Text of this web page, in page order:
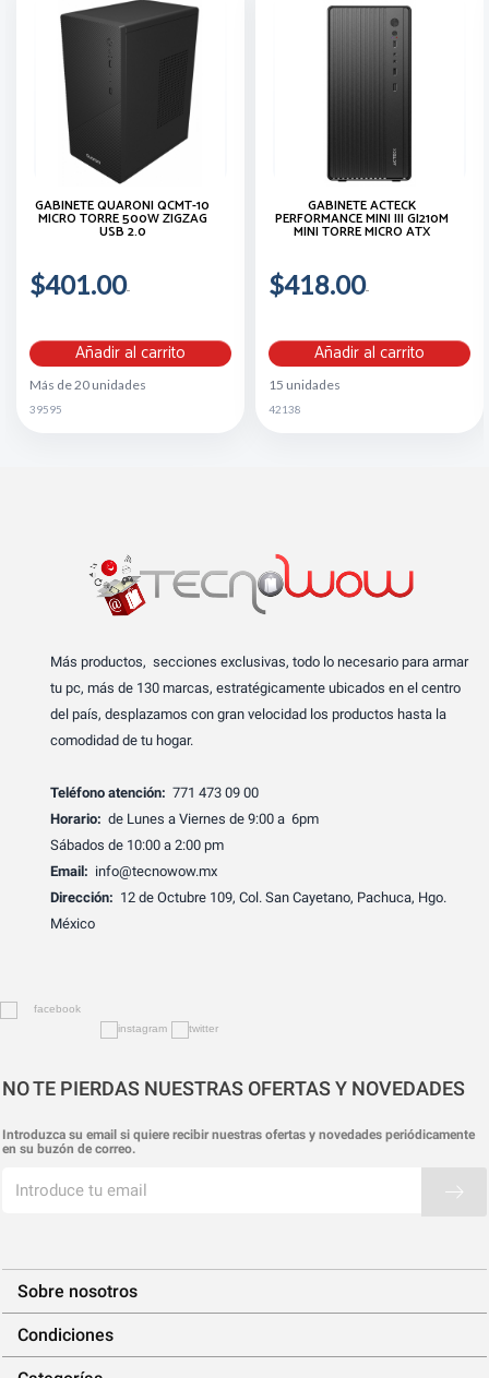
GABINETE QUARONI QCMT-10
MICRO TORRE 500W ZIGZAG
USB 2.0
$401.00
Añadir al carrito
Más de 20 unidades
39595
GABINETE ACTECK
PERFORMANCE MINI III GI210M
MINI TORRE MICRO ATX
$418.00
Añadir al carrito
15 unidades
42138
Más productos, secciones exclusivas, todo lo necesario para armar
tu pc, más de 130 marcas, estratégicamente ubicados en el centro
del país, desplazamos con gran velocidad los productos hasta la
comodidad de tu hogar.
Teléfono atención: 771 473 09 00
Horario: de Lunes a Viernes de 9:00 a 6pm
Sábados de 10:00 a 2:00 pm
Email: info@tecnowow.mx
Dirección: 12 de Octubre 109, Col. San Cayetano, Pachuca, Hgo.
México
NO TE PIERDAS NUESTRAS OFERTAS Y NOVEDADES
Introduzca su email si quiere recibir nuestras ofertas y novedades periódicamente
en su buzón de correo.
Sobre nosotros
Condiciones